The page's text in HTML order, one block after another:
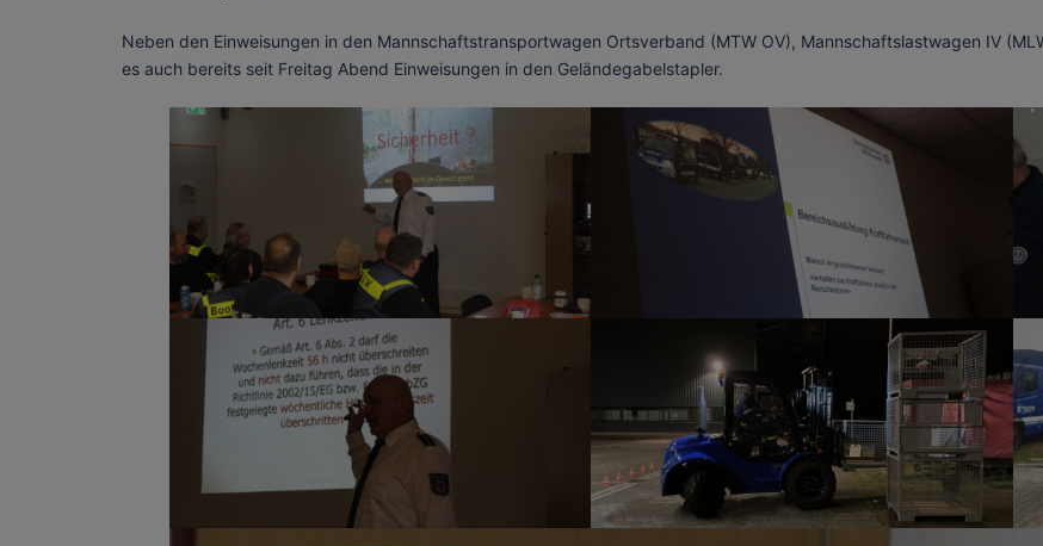
Neben den Einweisungen in den Mannschaftstransportwagen Ortsverband (MTW OV), Mannschaftslastwagen IV
es auch bereits seit Freitag Abend Einweisungen in den Geländegabelstapler.